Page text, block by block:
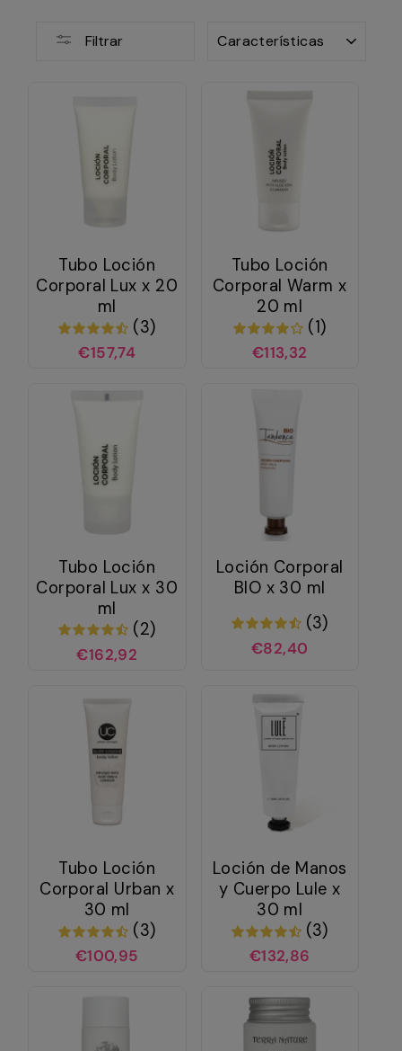
Filtrar
Tubo Loción
Corporal Lux x 20
ml
(3)
€157,74
Tubo Loción
Corporal Warm x
20 ml
(1)
€113,32
Tubo Loción
Corporal Lux x 30
ml
(2)
€162,92
Loción Corporal
BIO x 30 ml
(3)
€82,40
Tubo Loción
Corporal Urban x
30 ml
(3)
€100,95
Loción de Manos
y Cuerpo Lule x
30 ml
(3)
€132,86